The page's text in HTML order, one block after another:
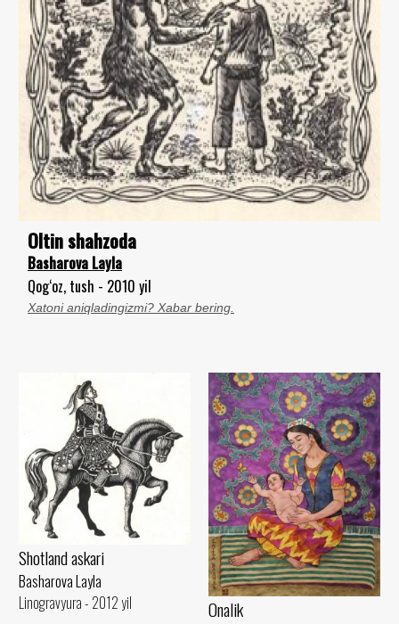
Oltin shahzoda
Basharova Layla
Qog‘oz, tush - 2010 yil
Xatoni aniqladingizmi? Xabar bering.
Shotland askari
Basharova Layla
Linogravyura - 2012 yil
Onalik